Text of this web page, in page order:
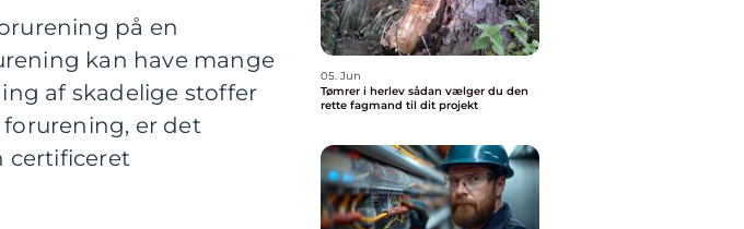
på en
kan have mange
af skadelige stoffer
er det
certificeret
05. Jun
Tømrer i herlev sådan vælger du den
rette fagmand til dit projekt